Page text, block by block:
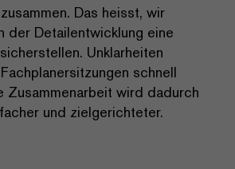
Das heisst, wir
der Detailentwicklung eine
Unklarheiten
schnell
Zusammenarbeit wird dadurch
und zielgerichteter.